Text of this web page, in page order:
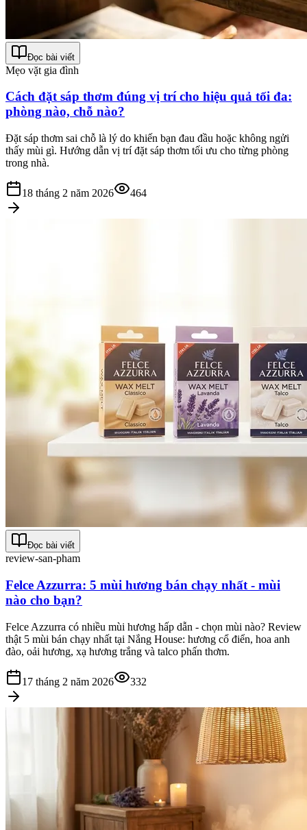
Đọc bài viết
Mẹo vặt gia đình
Cách đặt sáp thơm đúng vị trí cho hiệu quả tối đa:
phòng nào, chỗ nào?
Đặt sáp thơm sai chỗ là lý do khiến bạn đau đầu hoặc không ngửi
thấy mùi gì. Hướng dẫn vị trí đặt sáp thơm tối ưu cho từng phòng
trong nhà.
18 tháng 2 năm 2026 464
Đọc bài viết
review-san-pham
Felce Azzurra: 5 mùi hương bán chạy nhất - mùi
nào cho bạn?
Felce Azzurra có nhiều mùi hương hấp dẫn - chọn mùi nào? Review
thật 5 mùi bán chạy nhất tại Nắng House: hương cổ điển, hoa anh
đào, oải hương, xạ hương trắng và talco phấn thơm.
17 tháng 2 năm 2026 332